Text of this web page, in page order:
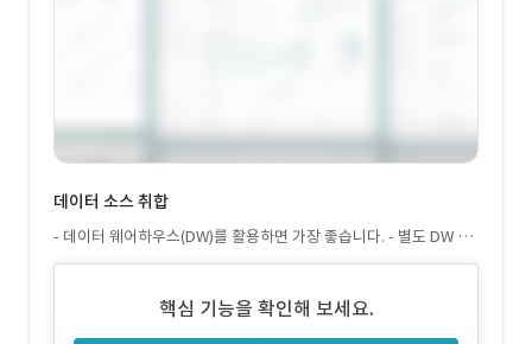
데이터 소스 취합
- 데이터 웨어하우스(DW)를 활용하면 가장 좋습니다. - 별도 DW 환
경이 없다면, 기간 시스템에 직접 연동하여 집계 및 변환 처리를 수행
핵심 기능을 확인해 보세요.